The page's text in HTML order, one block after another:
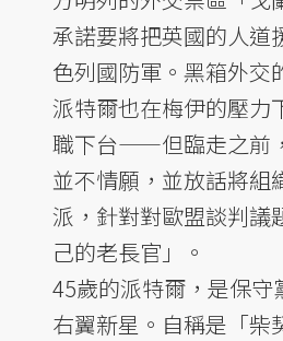
承諾要將把英國的人道
色列國防軍。黑箱外交
派特爾也在梅伊的壓力
職下台——但臨走之前
並不情願，並放話將組
派，針對對歐盟談判議
己的老長官」。
45歲的派特爾，是保守
右翼新星。自稱是「柴